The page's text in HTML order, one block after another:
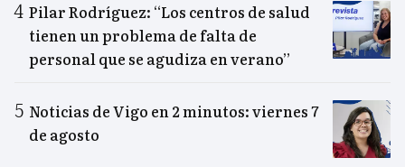
Pilar Rodríguez: “Los centros de salud
tienen un problema de falta de
personal que se agudiza en verano”
Noticias de Vigo en 2 minutos: viernes 7
de agosto